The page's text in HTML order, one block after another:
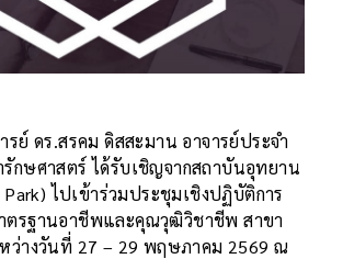
รย์ ดร.สรคม ดิสสะมาน อาจารย์ประจำ
กษศาสตร์ ได้รับเชิญจากสถาบันอุทยาน
Park) ไปเข้าร่วมประชุมเชิงปฏิบัติการ
ตรฐานอาชีพและคุณวุฒิวิชาชีพ สาขา
ว่างวันที่ 27 – 29 พฤษภาคม 2569 ณ